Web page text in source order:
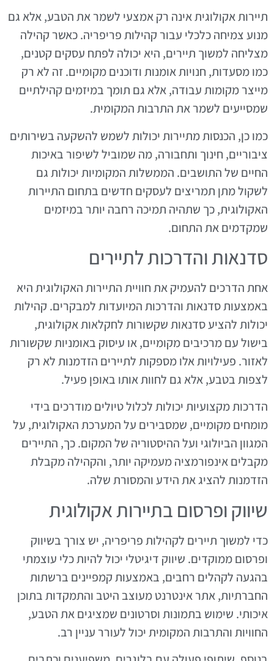
תיירות אקולוגית אינה רק אמצעי לשמר את הטבע, אלא גם
מנוע צמיחה כלכלי עבור קהילות פריפריה. כאשר קהילה
מצליחה למשוך תיירים, היא יכולה לפתח עסקים קטנים,
כמו מסעדות, חנויות אומנות ודוכנים מקומיים. זה לא רק
מייצר מקומות עבודה, אלא גם תומך במיזמים קהילתיים
שמסייעים לשמר את התרבות המקומית.
כמו כן, הכנסות מתיירות יכולות לשמש להשקעה בשירותים
ציבוריים, חינוך ותחבורה, מה שמוביל לשיפור באיכות
החיים של התושבים. הממשלות המקומיות יכולות גם
לשקול מתן תמריצים לעסקים חדשים בתחום התיירות
האקולוגית, כך שתהיה תמיכה רחבה יותר במיזמים
שמקדמים את התחום.
סדנאות והדרכות לתיירים
אחת הדרכים להעמיק את חוויית התיירות האקולוגית היא
באמצעות סדנאות והדרכות המיועדות למבקרים. קהילות
יכולות להציע סדנאות שקשורות לחקלאות אקולוגית,
בישול עם מרכיבים מקומיים, או עיסוק באומניות שקשורות
לאזור. פעילויות אלו מספקות לתיירים הזדמנות לא רק
לצפות בטבע, אלא גם לחוות אותו באופן פעיל.
הדרכות מקצועיות יכולות לכלול טיולים מודרכים בידי
מומחים מקומיים, שמסבירים על המערכת האקולוגית, על
המגוון הביולוגי ועל ההיסטוריה של המקום. כך, התיירים
מקבלים אינפורמציה מעמיקה יותר, והקהילה מקבלת
הזדמנות להציג את הידע והמסורת שלה.
שיווק ופרסום בתיירות אקולוגית
כדי למשוך תיירים לקהילות פריפריה, יש צורך בשיווק
ופרסום ממוקדים. שיווק דיגיטלי יכול להיות כלי עוצמתי
בהגעה לקהלים רחבים, באמצעות קמפיינים ברשתות
החברתיות, אתר אינטרנט מעוצב היטב והתמקדות בתוכן
איכותי. שימוש בתמונות וסרטונים שמציגים את הטבע,
החוויות והתרבות המקומית יכול לעורר עניין רב.